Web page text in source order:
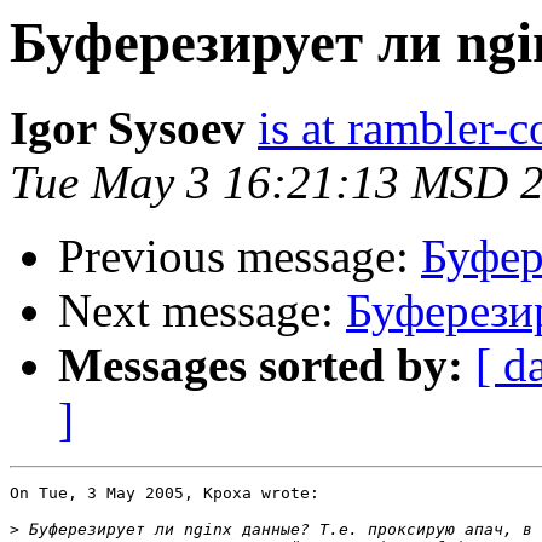
Буферезирует ли
Igor Sysoev is at rambler-
Tue May 3 16:21:13 MSD
Previous message:
Next message:
Messages sorted by: [
]
On Tue, 3 May 2005, Kpoxa wrote:
>